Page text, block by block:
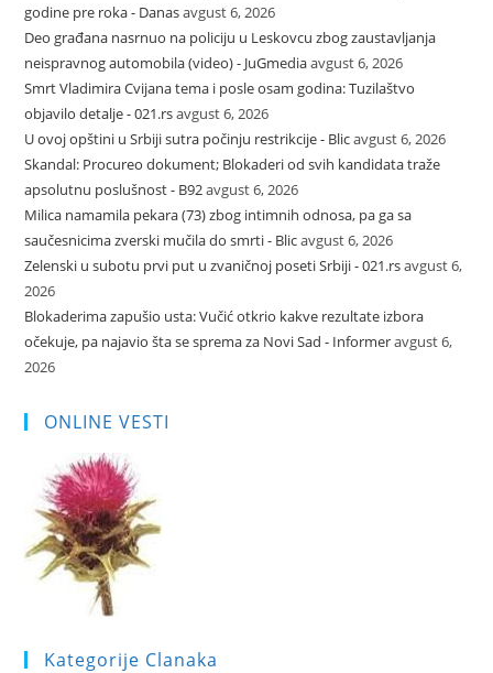
godine pre roka - Danasavgust 6, 2026
Deo građana nasrnuo na policiju u Leskovcu zbog zaustavljanja
neispravnog automobila (video) - JuGmediaavgust 6, 2026
Smrt Vladimira Cvijana tema i posle osam godina: Tuzilaštvo
objavilo detalje - 021.rsavgust 6, 2026
U ovoj opštini u Srbiji sutra počinju restrikcije - Blicavgust 6, 2026
Skandal: Procureo dokument; Blokaderi od svih kandidata traže
apsolutnu poslušnost - B92avgust 6, 2026
Milica namamila pekara (73) zbog intimnih odnosa, pa ga sa
saučesnicima zverski mučila do smrti - Blicavgust 6, 2026
Zelenski u subotu prvi put u zvaničnoj poseti Srbiji - 021.rsavgust 6,
2026
Blokaderima zapušio usta: Vučić otkrio kakve rezultate izbora
očekuje, pa najavio šta se sprema za Novi Sad - Informeravgust 6,
2026
ONLINE VESTI
Kategorije Clanaka